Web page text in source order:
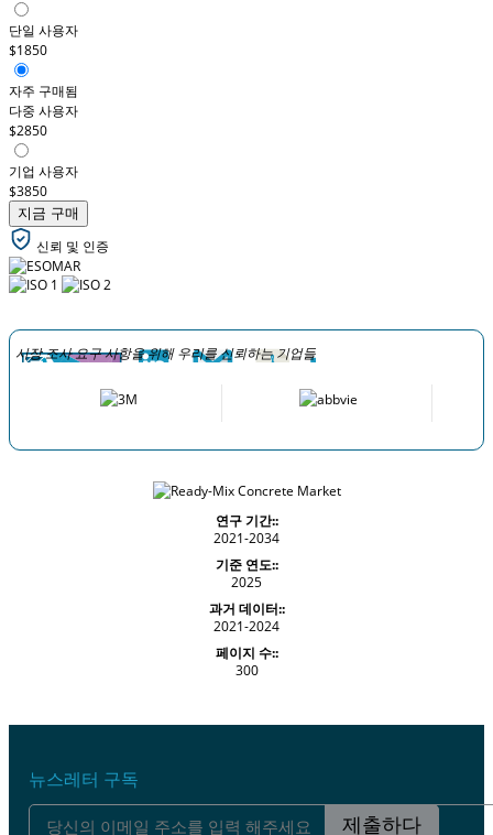
단일 사용자
$1850
자주 구매됨
다중 사용자
$2850
기업 사용자
$3850
지금 구매
신뢰 및 인증
시장 조사 요구 사항을 위해 우리를 신뢰하는 기업들
연구 기간::
2021-2034
기준 연도::
2025
과거 데이터::
2021-2024
페이지 수::
300
뉴스레터 구독
제출하다